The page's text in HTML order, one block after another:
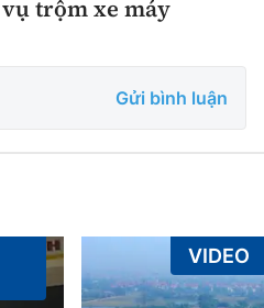
trộm xe máy
Gửi bình luận
VIDEO